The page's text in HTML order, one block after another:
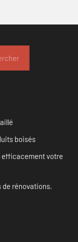
boisés
efficacement votre
de rénovations.